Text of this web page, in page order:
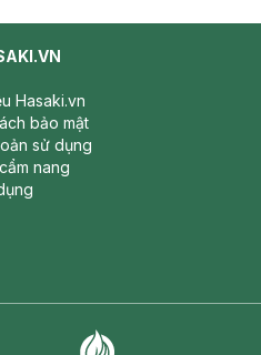
Hasaki.vn
bảo mật
sử dụng
nang